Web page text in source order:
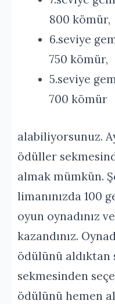
800 kömür,
6.seviye
750 kömür,
5.seviye
700 kömür
alabiliyorsunuz.
ödüller
almak mümkün.
limanınızda 100
oyun oynadınız
kazandınız.
ödülünü aldıktan
sekmesinden
ödülünü hemen